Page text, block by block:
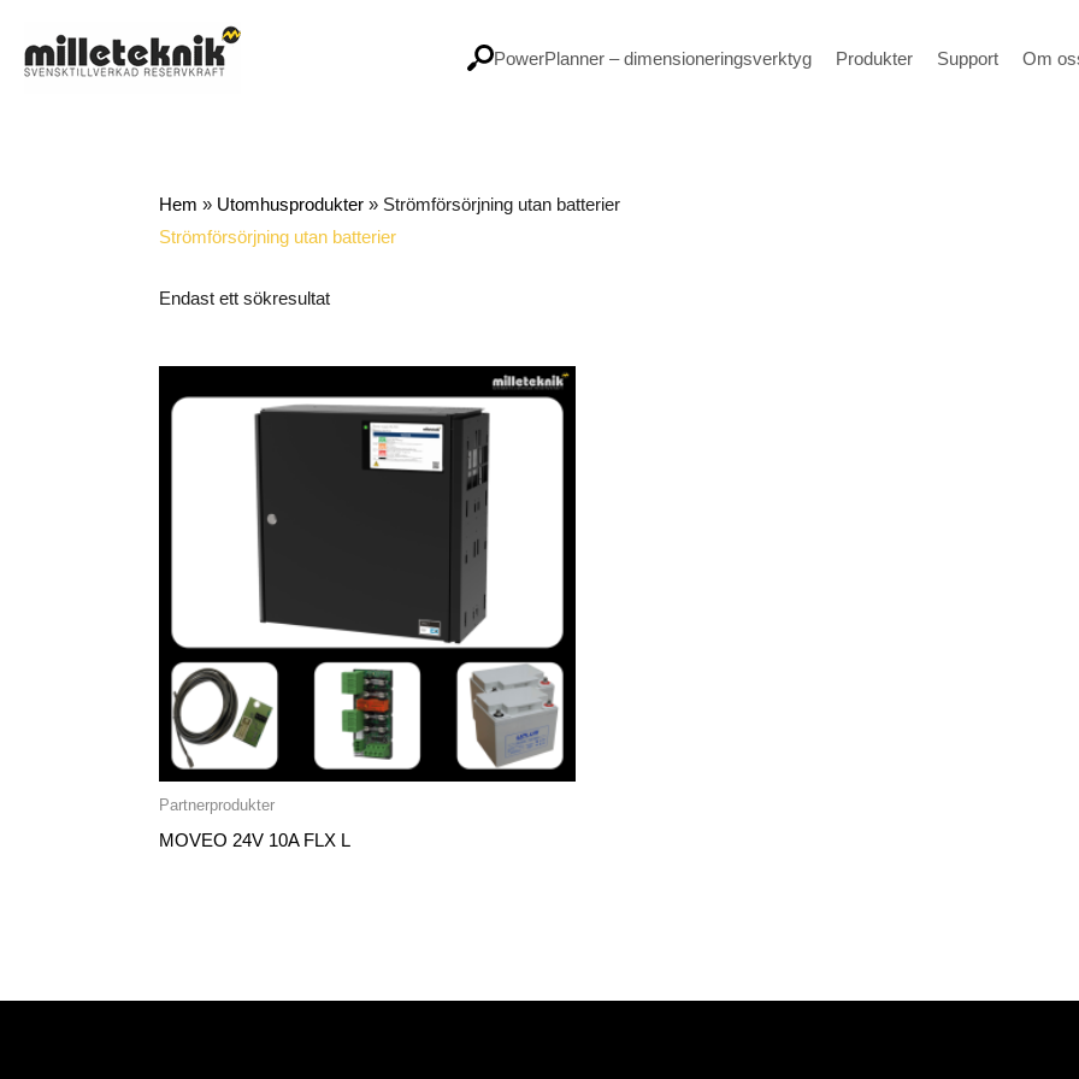
innehåll
PowerPlanner – dimensioneringsverktyg Produkter Support Om
Hem » Utomhusprodukter » Strömförsörjning utan batterier
Strömförsörjning utan batterier
Endast ett sökresultat
Partnerprodukter
MOVEO 24V 10A FLX L